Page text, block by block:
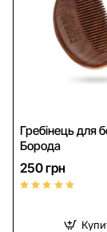
Гребінець для
Борода
250 грн